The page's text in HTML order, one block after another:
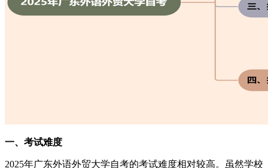
一、考试难度
2025年广东外语外贸大学自考的考试难度相对较高。虽然学校